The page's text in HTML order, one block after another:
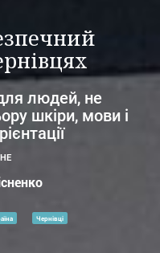
людей, не
шкіри, мови і
Чернівці